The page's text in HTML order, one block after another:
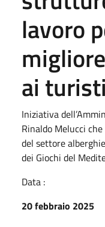
lavoro
ai turisti
Iniziativa
Rinaldo Melucci
del settore
dei Giochi del
Data :
20 febbraio 2025